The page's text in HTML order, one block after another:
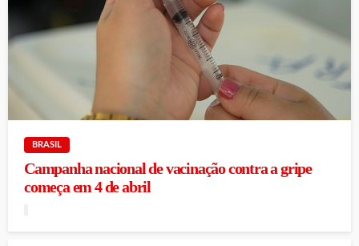
BRASIL
Campanha nacional de vacinação contra a gripe
começa em 4 de abril